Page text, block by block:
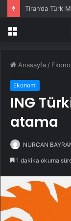
Tiran’da Türk
Menü
Anasayfa /
Ekonomi
ING
atama
NURCAN
1 dakika okuma